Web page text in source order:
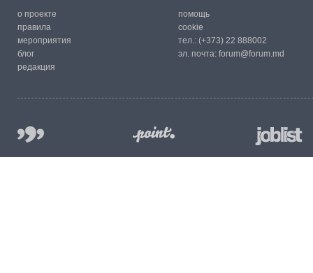
о проекте
правила
мероприятия
блог
редакция
помощь
cookie
тел.: (+373) 22 888002
эл. почта: forum@forum.md